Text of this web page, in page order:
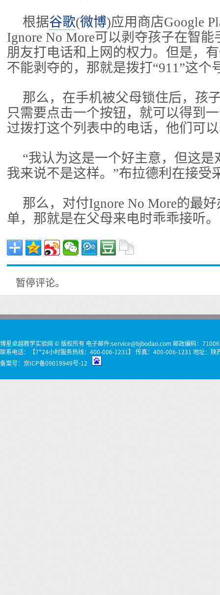
根据谷歌(微博)应用商店Google
Ignore No More可以剥夺孩子在智
朋友打电话和上网的权力。但是，
不能剥夺的，那就是拨打“911”这个
那么，在手机被父母锁住后，孩
只需要点击一个按钮，就可以得到
过拨打这个列表中的电话，他们可
“我认为这是一个好主意，但这是
我来说不是这样。”布拉德利在接受
那么，对付Ignore No More的最
单，那就是在父母来电时乖乖接听。
暂停评论。
博星卓越教学实验网 © 版权所有 电子邮件:service@bjbodao.com 邮政编码：
联系电话：【7*24小时服务热线：400-006-1231】 传真：400-006-1231 地址：陕
备案号： 京ICP备09019949号-12